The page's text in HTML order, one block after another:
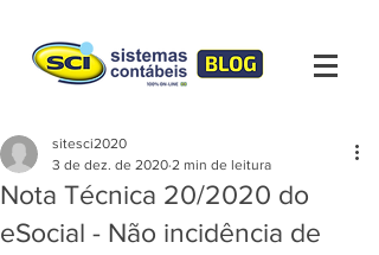
Nota Técnica 20/2020 do
eSocial - Não incidência de
sitesci2020
3 de dez. de 2020 2 min de leitura